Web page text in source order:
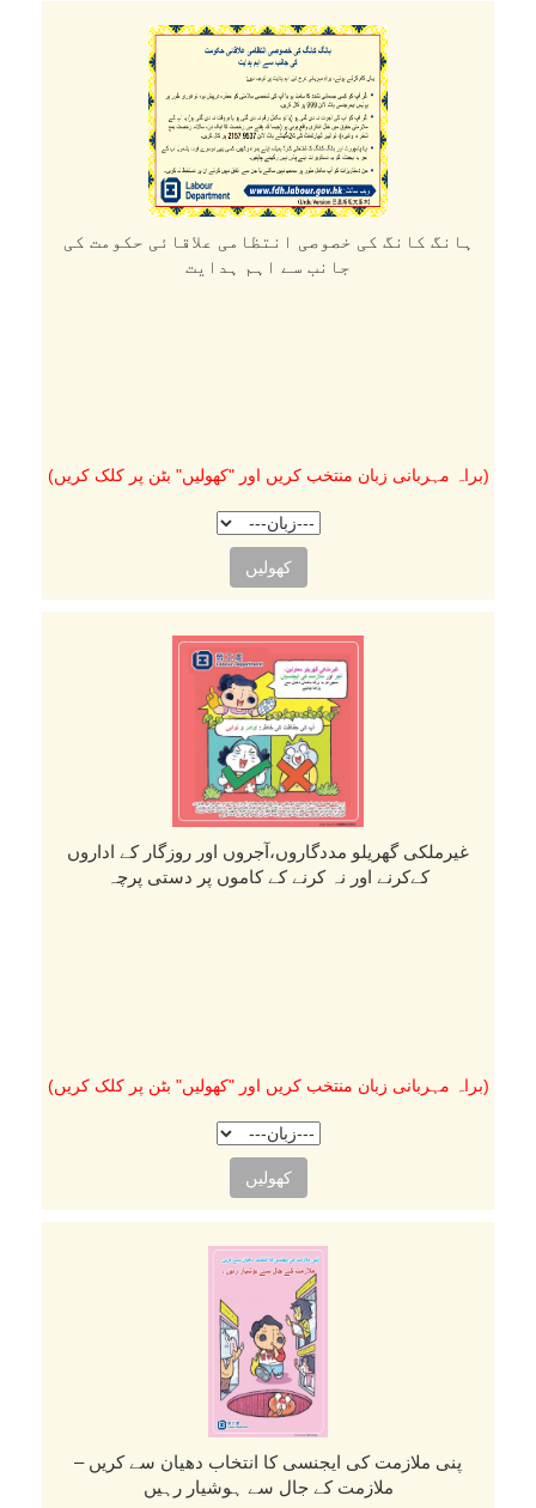
ہانگ کانگ کی خصوصی انتظامی علاقائی حکومت کی
جانب سے اہم ہدایت
(براہ مہربانی زبان منتخب کریں اور "کھولیں" بٹن پر کلک کریں)
کھولیں
غیرملکی گھریلو مددگاروں،آجروں اور روزگار کے اداروں
کےکرنے اور نہ کرنے کے کاموں پر دستی پرچہ
(براہ مہربانی زبان منتخب کریں اور "کھولیں" بٹن پر کلک کریں)
کھولیں
پنی ملازمت کی ایجنسی کا انتخاب دھیان سے کریں –
ملازمت کے جال سے ہوشیار رہیں